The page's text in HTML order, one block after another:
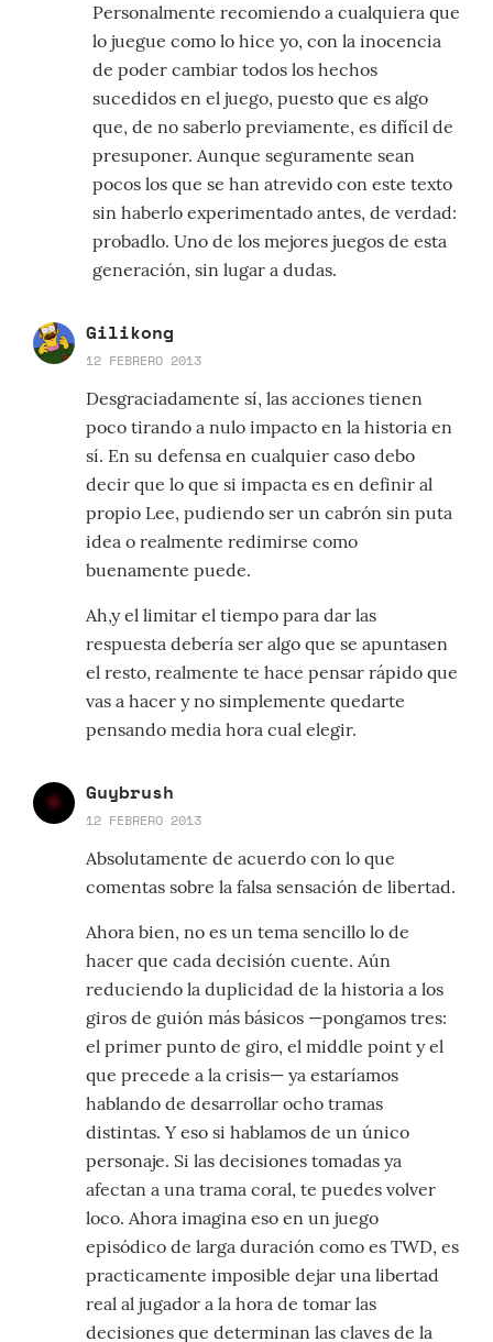
Personalmente recomiendo a cualquiera que
lo juegue como lo hice yo, con la inocencia
de poder cambiar todos los hechos
sucedidos en el juego, puesto que es algo
que, de no saberlo previamente, es difícil de
presuponer. Aunque seguramente sean
pocos los que se han atrevido con este texto
sin haberlo experimentado antes, de verdad:
probadlo. Uno de los mejores juegos de esta
generación, sin lugar a dudas.
Gilikong
12 FEBRERO 2013
Desgraciadamente sí, las acciones tienen
poco tirando a nulo impacto en la historia en
sí. En su defensa en cualquier caso debo
decir que lo que si impacta es en definir al
propio Lee, pudiendo ser un cabrón sin puta
idea o realmente redimirse como
buenamente puede.
Ah,y el limitar el tiempo para dar las
respuesta debería ser algo que se apuntasen
el resto, realmente te hace pensar rápido que
vas a hacer y no simplemente quedarte
pensando media hora cual elegir.
Guybrush
12 FEBRERO 2013
Absolutamente de acuerdo con lo que
comentas sobre la falsa sensación de libertad.
Ahora bien, no es un tema sencillo lo de
hacer que cada decisión cuente. Aún
reduciendo la duplicidad de la historia a los
giros de guión más básicos —pongamos tres:
el primer punto de giro, el middle point y el
que precede a la crisis— ya estaríamos
hablando de desarrollar ocho tramas
distintas. Y eso si hablamos de un único
personaje. Si las decisiones tomadas ya
afectan a una trama coral, te puedes volver
loco. Ahora imagina eso en un juego
episódico de larga duración como es TWD, es
practicamente imposible dejar una libertad
real al jugador a la hora de tomar las
decisiones que determinan las claves de la